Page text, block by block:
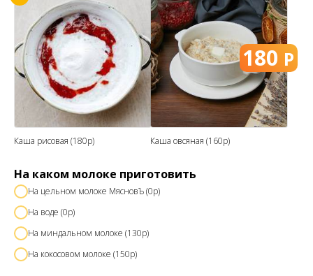
Каша рисовая (180р) Каша овсяная (160р)
На каком молоке приготовить
На цельном молоке МясновЪ (0р)
На воде (0р)
На миндальном молоке (130р)
На кокосовом молоке (150р)
180 Р